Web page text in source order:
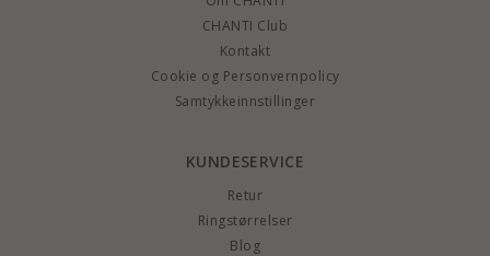
CHANTI Club
Kontakt
Cookie og Personvernpolicy
Samtykkeinnstillinger
KUNDESERVICE
Retur
Ringstørrelser
Blog